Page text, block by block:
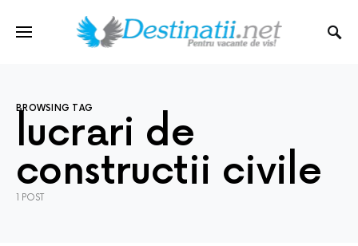
BROWSING TAG
lucrari de
constructii civile
1 POST